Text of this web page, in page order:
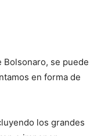
Bolsonaro, se puede
en forma de
los grandes